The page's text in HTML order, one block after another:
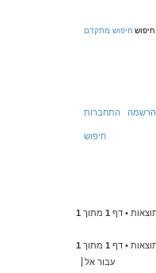
חיפוש חיפוש מתקדם
התחברות הרשמה
חיפוש
1 מתוך 1
1 מתוך 1
עבור אל